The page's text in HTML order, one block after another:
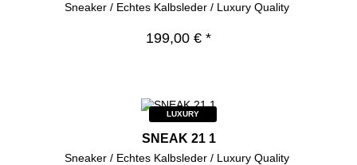
Sneaker / Echtes Kalbsleder / Luxury Quality
199,00 € *
LUXURY
SNEAK 21 1
Sneaker / Echtes Kalbsleder / Luxury Quality